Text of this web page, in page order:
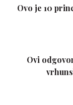
Ovo je 10
Ovi